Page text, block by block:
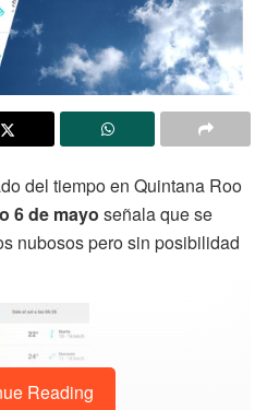
del tiempo en Quintana Roo
6 de mayo señala que se
nubosos pero sin posibilidad
Reading